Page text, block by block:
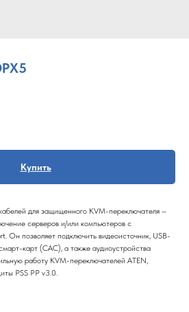
Купить
для защищенного KVM-переключателя –
серверов и/или компьютеров с
Он позволяет подключить видеоисточник, USB-
карт (CAC), а также аудиоустройства
работу KVM-переключателей ATEN,
PSS PP v3.0.